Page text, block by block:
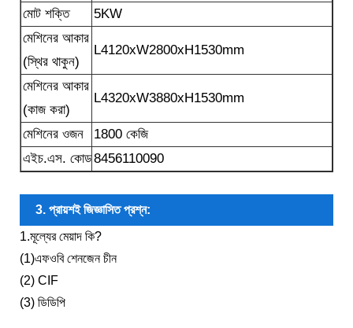
মোট শক্তি
5KW
মেশিনের আকার
(স্থির থাকুন)
L4120xW2800xH1530mm
মেশিনের আকার
(কাজ করা)
L4320xW3880xH1530mm
মেশিনের ওজন
1800 কেজি
এইচ.এস. কোড8456110090
3. প্রায়শই জিজ্ঞাসিত প্রশ্ন:
1.মূল্যের মেয়াদ কি?
(1)এফওবি শেনজেন চীন
(2) CIF
(3) ডিডিপি